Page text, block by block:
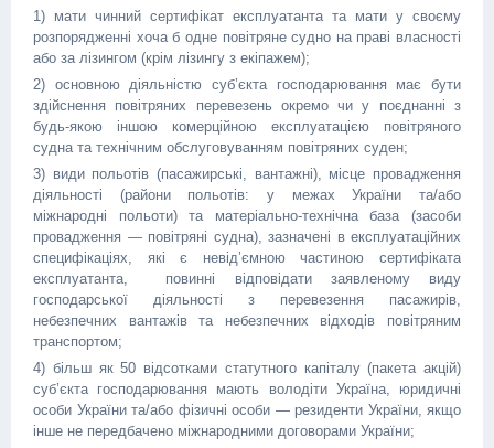
1) мати чинний сертифікат експлуатанта та мати у своєму
розпорядженні хоча б одне повітряне судно на праві власності
або за лізингом (крім лізингу з екіпажем);
2) основною діяльністю суб’єкта господарювання має бути
здійснення повітряних перевезень окремо чи у поєднанні з
будь-якою іншою комерційною експлуатацією повітряного
судна та технічним обслуговуванням повітряних суден;
3) види польотів (пасажирські, вантажні), місце провадження
діяльності (райони польотів: у межах України та/або
міжнародні польоти) та матеріально-технічна база (засоби
провадження — повітряні судна), зазначені в експлуатаційних
специфікаціях, які є невід’ємною частиною сертифіката
експлуатанта,
повинні відповідати заявленому виду
господарської діяльності з перевезення пасажирів,
небезпечних вантажів та небезпечних відходів повітряним
транспортом;
4) більш як 50 відсотками статутного капіталу (пакета акцій)
суб’єкта господарювання мають володіти Україна, юридичні
особи України та/або фізичні особи — резиденти України, якщо
інше не передбачено міжнародними договорами України;